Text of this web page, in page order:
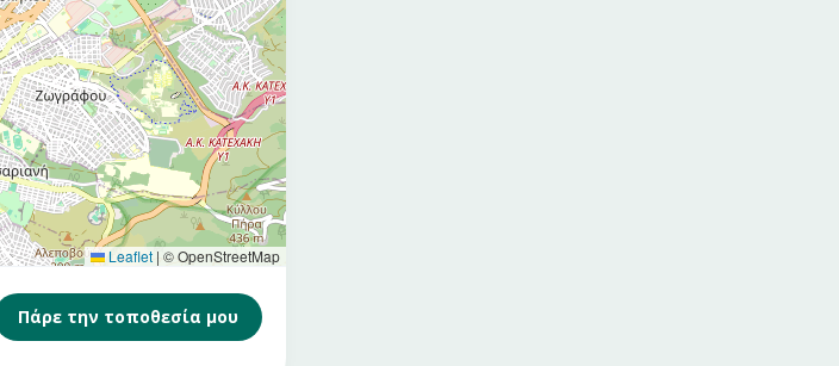
Leaflet | © OpenStreetMap
Πάρε την τοποθεσία μου